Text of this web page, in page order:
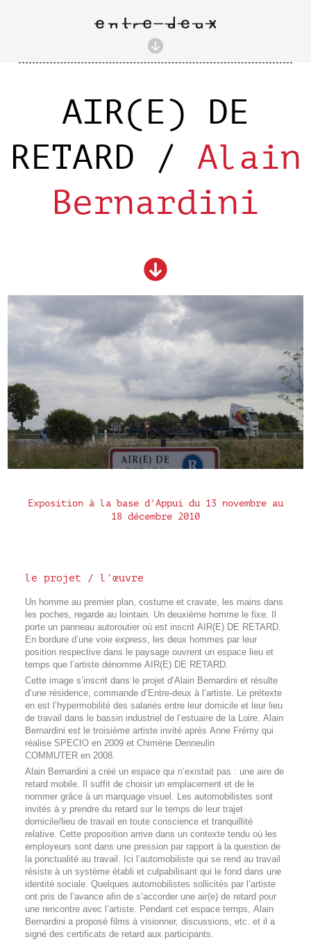
AIR(E) DE
RETARD / Alain
Bernardini
Exposition à la base d'Appui du 13 novembre au
18 décembre 2010
le projet / l’œuvre
Un homme au premier plan, costume et cravate, les mains dans
les poches, regarde au lointain. Un deuxième homme le fixe. Il
porte un panneau autoroutier où est inscrit AIR(E) DE RETARD.
En bordure d’une voie express, les deux hommes par leur
position respective dans le paysage ouvrent un espace lieu et
temps que l’artiste dénomme AIR(E) DE RETARD.
Cette image s’inscrit dans le projet d’Alain Bernardini et résulte
d’une résidence, commande d’Entre-deux à l’artiste. Le prétexte
en est l’hypermobilité des salariés entre leur domicile et leur lieu
de travail dans le bassin industriel de l’estuaire de la Loire. Alain
Bernardini est le troisième artiste invité après Anne Frémy qui
réalise SPECIO en 2009 et Chimène Denneulin
COMMUTER en 2008.
Alain Bernardini a créé un espace qui n’existait pas : une aire de
retard mobile. Il suffit de choisir un emplacement et de le
nommer grâce à un marquage visuel. Les automobilistes sont
invités à y prendre du retard sur le temps de leur trajet
domicile/lieu de travail en toute conscience et tranquillité
relative. Cette proposition arrive dans un contexte tendu où les
employeurs sont dans une pression par rapport à la question de
la ponctualité au travail. Ici l’automobiliste qui se rend au travail
résiste à un système établi et culpabilisant qui le fond dans une
identité sociale. Quelques automobilistes sollicités par l’artiste
ont pris de l’avance afin de s’accorder une air(e) de retard pour
une rencontre avec l’artiste. Pendant cet espace temps, Alain
Bernardini a proposé films à visionner, discussions, etc. et il a
signé des certificats de retard aux participants.